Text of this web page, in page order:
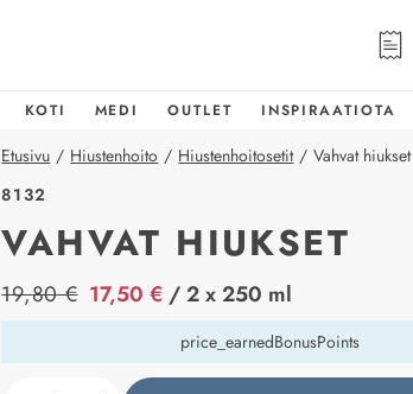
KOTI MEDI OUTLET INSPIRAATIOTA
Etusivu / Hiustenhoito / Hiustenhoitosetit / Vahvat hiukset
8132
VAHVAT HIUKSET
price_label
19,80 € 17,50 € / 2 x 250 ml
price_earnedBonusPoints